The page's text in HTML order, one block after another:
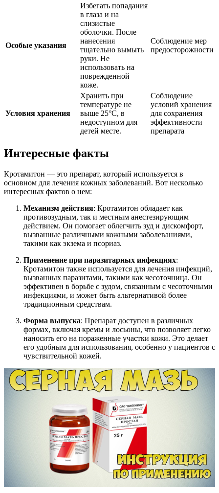
Особые указания
Избегать попадания
в глаза и на
слизистые
оболочки. После
нанесения
тщательно вымыть
руки. Не
использовать на
поврежденной
коже.
Соблюдение мер
предосторожности
Условия хранения
Хранить при
температуре не
выше 25°C, в
недоступном для
детей месте.
Соблюдение
условий хранения
для сохранения
эффективности
препарата
Интересные факты
Кротамитон — это препарат, который используется в
основном для лечения кожных заболеваний. Вот несколько
интересных фактов о нем:
Механизм действия: Кротамитон обладает как
противозудным, так и местным анестезирующим
действием. Он помогает облегчить зуд и дискомфорт,
вызванные различными кожными заболеваниями,
такими как экзема и псориаз.
Применение при паразитарных инфекциях:
Кротамитон также используется для лечения инфекций,
вызванных паразитами, такими как чесоточница. Он
эффективен в борьбе с зудом, связанным с чесоточными
инфекциями, и может быть альтернативой более
традиционным средствам.
Форма выпуска: Препарат доступен в различных
формах, включая кремы и лосьоны, что позволяет легко
наносить его на пораженные участки кожи. Это делает
его удобным для использования, особенно у пациентов с
чувствительной кожей.